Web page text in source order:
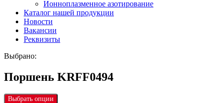
Ионноплазменное азотирование
Каталог нашей продукции
Новости
Вакансии
Реквизиты
Выбрано:
Поршень KRFF0494
Выбрать опции